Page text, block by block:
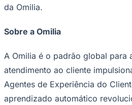
da Omilia.
Sobre a Omilia
A Omilia é o padrão global para
atendimento ao cliente
Agentes de Experiência do
aprendizado automático